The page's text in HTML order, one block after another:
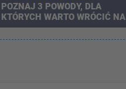
POZNAJ 3 POWODY, DLA
KTÓRYCH WARTO WRÓCIĆ NA
BOISKO!